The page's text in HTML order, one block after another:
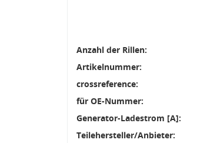
Anzahl der Rillen:
Artikelnummer:
crossreference:
für OE-Nummer:
Generator-Ladestrom [A]:
Teilehersteller/Anbieter: